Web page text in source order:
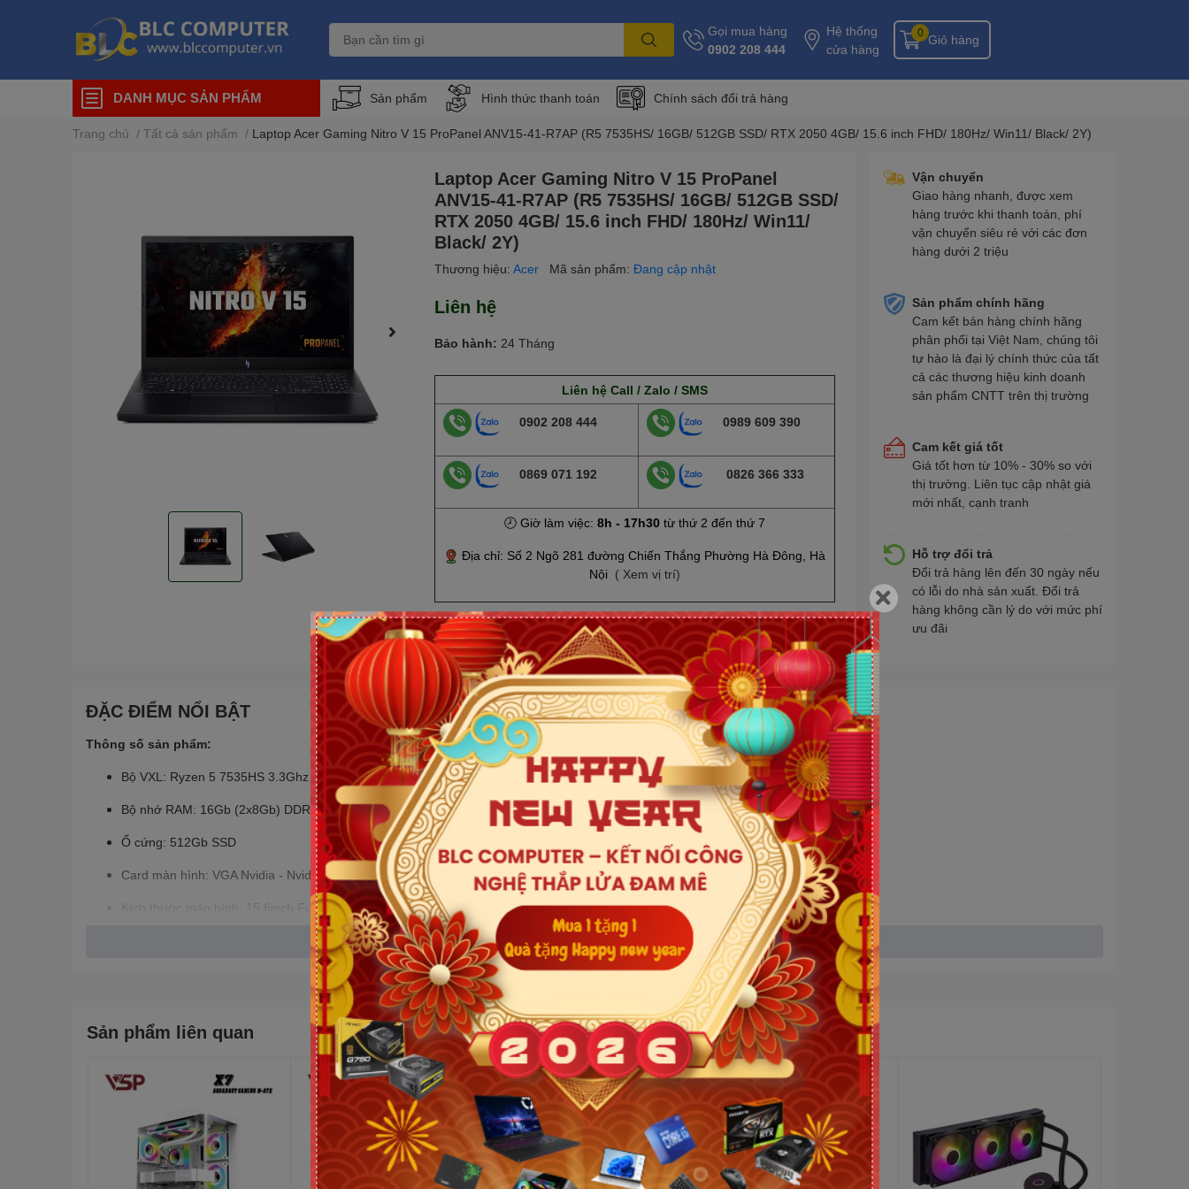
Gọi mua hàng
0902 208 444
Hệ thống
cửa hàng
Giỏ hàng
0
DANH MỤC SẢN PHẨM Sản phẩm Hình thức thanh toán Chính sách đổi trả hàng
Trang chủ / Tất cả sản phẩm / Laptop Acer Gaming Nitro V 15 ProPanel ANV15-41-R7AP (R5 7535HS/ 16GB/ 512GB SSD/ RTX 2050 4GB/ 15.6 inch FHD/ 180Hz/ Win11/ Black/ 2Y)
Laptop Acer Gaming Nitro V 15 ProPanel
ANV15-41-R7AP (R5 7535HS/ 16GB/ 512GB SSD/
RTX 2050 4GB/ 15.6 inch FHD/ 180Hz/ Win11/
Black/ 2Y)
Thương hiệu:Acer Mã sản phẩm:Đang cập nhật
Liên hệ
Bảo hành: 24 Tháng
Liên hệ Call / Zalo / SMS
0902 208 444 0989 609 390
0869 071 192 0826 366 333
🕗 Giờ làm việc:8h - 17h30 từ thứ 2 đến thứ 7
Địa chỉ: Số 2 Ngõ 281 đường Chiến Thắng Phường Hà Đông, Hà
Nội ( Xem vị trí)
Vận chuyển
Giao hàng nhanh, được xem
hàng trước khi thanh toán, phí
vận chuyển siêu rẻ với các đơn
hàng dưới 2 triệu
Sản phẩm chính hãng
Cam kết bán hàng chính hãng
phân phối tại Việt Nam, chúng tôi
tự hào là đại lý chính thức của tất
cả các thương hiệu kinh doanh
sản phẩm CNTT trên thị trường
Cam kết giá tốt
Giá tốt hơn từ 10% - 30% so với
thị trường. Liên tục cập nhật giá
mới nhất, cạnh tranh
Hỗ trợ đổi trả
Đổi trả hàng lên đến 30 ngày nếu
có lỗi do nhà sản xuất. Đổi trả
hàng không cần lý do với mức phí
ưu đãi
ĐẶC ĐIỂM NỔI BẬT
Thông số sản phẩm:
Bộ VXL: Ryzen 5 7535HS 3.3Ghz
Bộ nhớ RAM: 16Gb (2x8Gb) DDR5 5200
Ổ cứng: 512Gb SSD
Card màn hình: VGA Nvidia - Nvidia GeForce RTX 2050 4GB GDDR6
Kích thước màn hình: 15.6inch Full HD
Xem thêm
Sản phẩm liên quan